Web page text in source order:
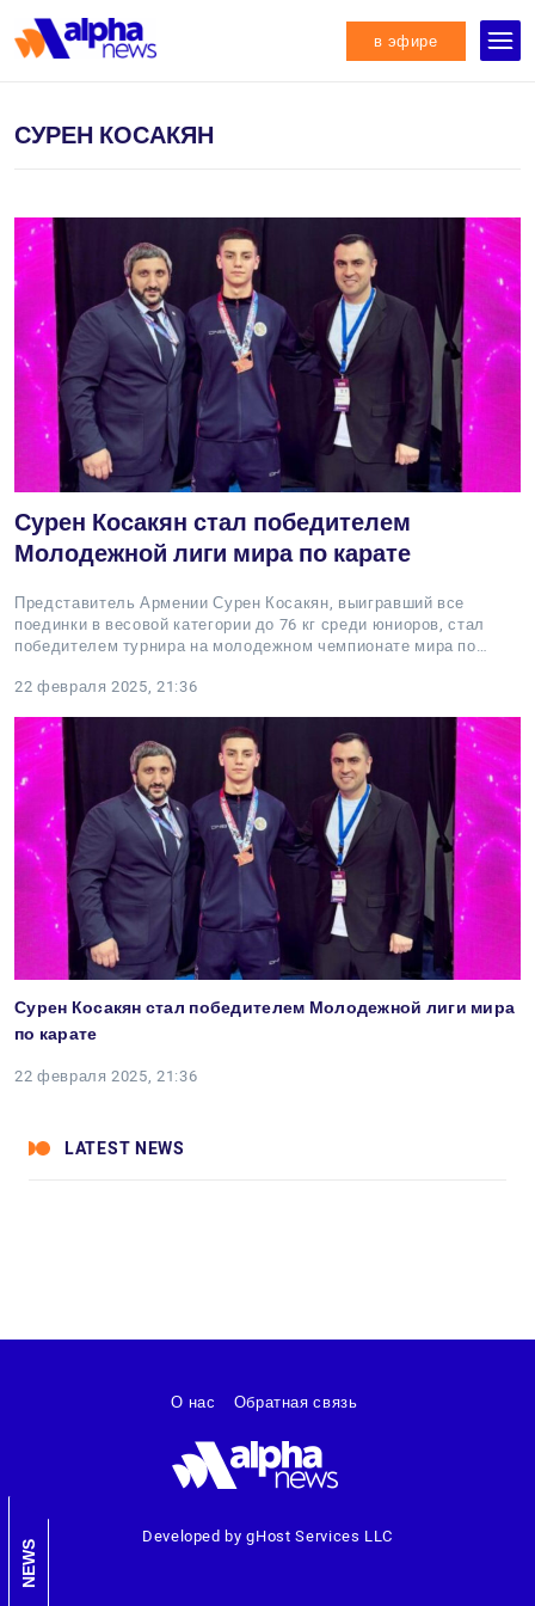
в эфире
СУРЕН КОСАКЯН
Сурен Косакян стал победителем
Молодежной лиги мира по карате
Представитель Армении Сурен Косакян, выигравший все
поединки в весовой категории до 76 кг среди юниоров, стал
победителем турнира на молодежном чемпионате мира по…
22 февраля 2025, 21:36
Сурен Косакян стал победителем Молодежной лиги мира
по карате
22 февраля 2025, 21:36
LATEST NEWS
NEWS
Developed by gHost Services LLC
О нас Обратная связь